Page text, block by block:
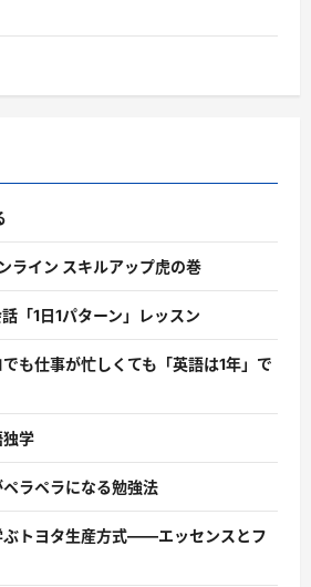
ライン スキルアップ虎の巻
「1日1パターン」レッスン
でも仕事が忙しくても「英語は1年」で
独学
ペラペラになる勉強法
ぶトヨタ生産方式――エッセンスとフ